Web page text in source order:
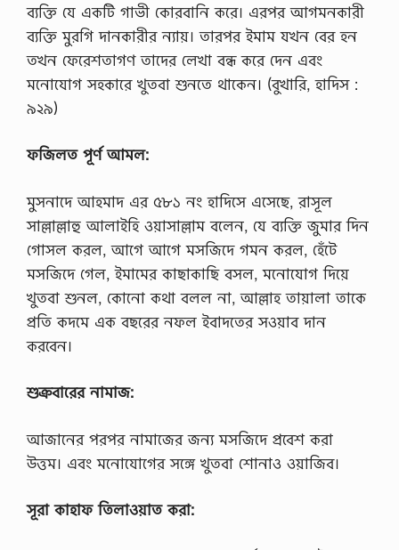
ব্যক্তি যে একটি গাভী কোরবানি করে। এরপর আগমনকারী
ব্যক্তি মুরগি দানকারীর ন্যায়। তারপর ইমাম যখন বের হন
তখন ফেরেশতাগণ তাদের লেখা বন্ধ করে দেন এবং
মনোযোগ সহকারে খুতবা শুনতে থাকেন। (বুখারি, হাদিস :
৯২৯)
ফজিলত পূর্ণআমল:
মুসনাদে আহমাদ এর ৫৮১ নং হাদিসে এসেছে, রাসূল
সাল্লাল্লাহু আলাইহি ওয়াসাল্লাম বলেন, যে ব্যক্তি জুমার দিন
গোসল করল, আগে আগে মসজিদে গমন করল, হেঁটে
মসজিদে গেল, ইমামের কাছাকাছি বসল, মনোযোগ দিয়ে
খুতবা শুনল, কোনো কথা বলল না, আল্লাহ তায়ালা তাকে
প্রতি কদমে এক বছরের নফল ইবাদতের সওয়াব দান
করবেন।
শুক্রবারেরনামাজ:
আজানের পরপর নামাজের জন্য মসজিদে প্রবেশ করা
উত্তম। এবং মনোযোগের সঙ্গে খুতবা শোনাও ওয়াজিব।
সূরাকাহাফতিলাওয়াতকরা: